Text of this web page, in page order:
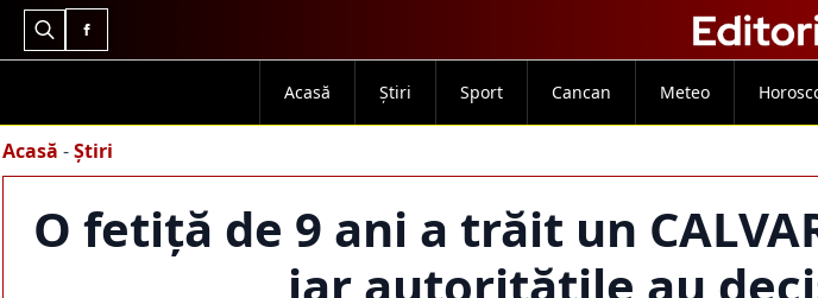
Search
Acasă Știri Sport Cancan Meteo
Acasă -Știri
O fetiță de 9 ani a trăit un